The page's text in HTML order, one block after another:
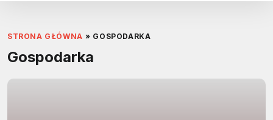
STRONA GŁÓWNA » GOSPODARKA
Gospodarka